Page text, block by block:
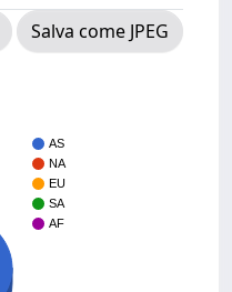
Salva come JPEG
AS
NA
EU
SA
AF